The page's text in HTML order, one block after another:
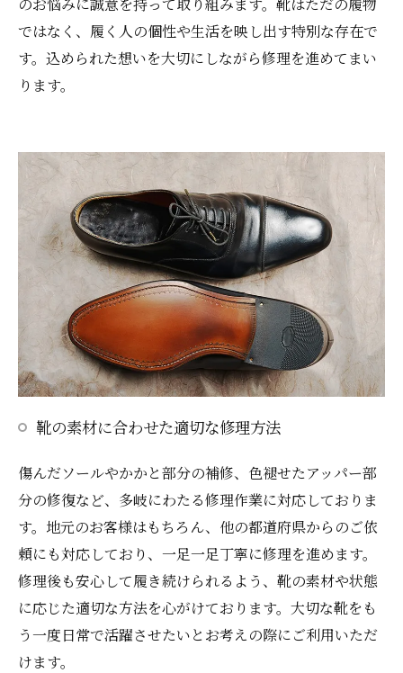
のお悩みに誠意を持って取り組みます。靴はただの履物
ではなく、履く人の個性や生活を映し出す特別な存在で
す。込められた想いを大切にしながら修理を進めてまい
ります。
靴の素材に合わせた適切な修理方法
傷んだソールやかかと部分の補修、色褪せたアッパー部
分の修復など、多岐にわたる修理作業に対応しておりま
す。地元のお客様はもちろん、他の都道府県からのご依
頼にも対応しており、一足一足丁寧に修理を進めます。
修理後も安心して履き続けられるよう、靴の素材や状態
に応じた適切な方法を心がけております。大切な靴をも
う一度日常で活躍させたいとお考えの際にご利用いただ
けます。